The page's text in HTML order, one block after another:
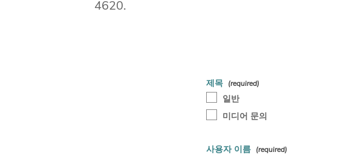
4620.
제목
일반
미디어 문의
사용자 이름